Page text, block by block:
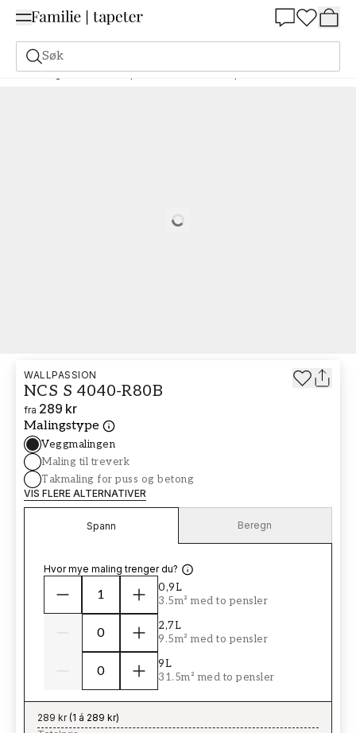
Søk
Maling Bestill basert på NCS Bestill basert på NCS 4040-R80B
Loading…
WALLPASSION
NCS S 4040-R80B
fra 289 kr
Malingstype
Veggmalingen
Maling til treverk
Takmaling for puss og betong
VIS FLERE ALTERNATIVER
Spann Beregn
Hvor mye maling trenger du?
0,9L
3.5m² med to pensler
2,7L
9.5m² med to pensler
9L
31.5m² med to pensler
289 kr(1 á 289 kr)